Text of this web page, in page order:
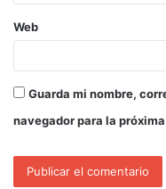
Web
Guarda mi nombre,
navegador para la